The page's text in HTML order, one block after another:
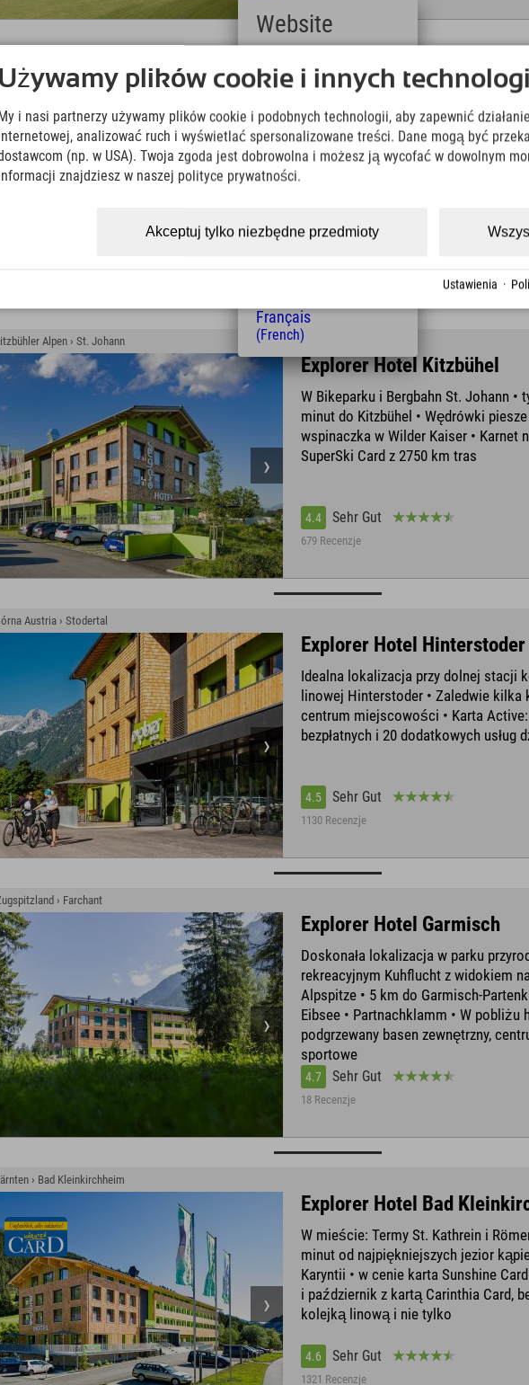
› Gaschurn
Explorer Hotel Montafon
Piz Buin, Silvretta-Montafon z 300 km
narciarskich • Silvretta High Alpine
bezpośrednio przy plaży górskiej, 270
4.5 Sehr Gut
Alpen › St. Johann
Explorer Hotel Kitzbühel
W Bikeparku i Bergbahn St. Johann •
minut do Kitzbühel • Wędrówki
wspinaczka w Wilder Kaiser • Karnet
SuperSki Card z 2750 km tras
4.4 Sehr Gut
679 Recenzje
Austria › Stodertal
Explorer Hotel Hinterstoder
Idealna lokalizacja przy dolnej stacji
linowej Hinterstoder • Zaledwie kilka
centrum miejscowości • Karta
bezpłatnych i 20 dodatkowych usług
4.5 Sehr Gut
1130 Recenzje
› Farchant
Explorer Hotel Garmisch
Doskonała lokalizacja w parku
rekreacyjnym Kuhflucht z widokiem
Alpspitze • 5 km do Garmisch-
Eibsee • Partnachklamm • W pobliżu
podgrzewany basen zewnętrzny,
sportowe
4.7 Sehr Gut
18 Recenzje
› Bad Kleinkirchheim
Explorer Hotel Bad
W mieście: Termy St. Kathrein i
minut od najpiękniejszych jezior
Karyntii • w cenie karta Sunshine
i październik z kartą Carinthia Card,
kolejką linową i nie tylko
4.6 Sehr Gut
1321 Recenzje
Używamy plików cookie i innych
My i nasi partnerzy używamy plików cookie i podobnych technologii, aby zapewnić
analizować ruch i wyświetlać spersonalizowane treści. Dane mogą być
(np. w USA). Twoja zgoda jest dobrowolna i możesz ją wycofać w dowolnym
znajdziesz w naszej polityce prywatności.
Akceptuj tylko niezbędne przedmioty
Ustawienia ·
Website
Deutsch
(German)
(English)
Italiano
(Italian)
Čeština
(Polish)
Magyar
Français
(French)